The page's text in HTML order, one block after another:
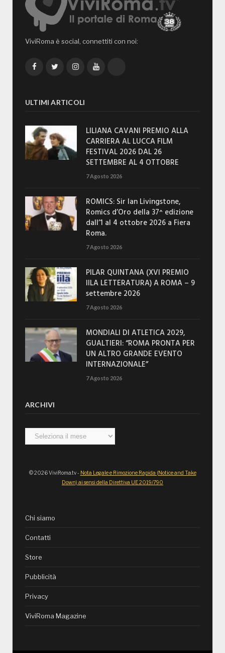
ViviRoma è social, connettiti con noi:
FacebookTwitterInstagramYouTube
ULTIMI ARTICOLI
LILIANA CAVANI PREMIO ALLA
CARRIERA AL LUCCA FILM
FESTIVAL 2026 DAL 26
SETTEMBRE AL 4 OTTOBRE
7 Agosto 2026
ROMICS: Sir Ian Livingstone,
Romics d’Oro della 37^ edizione
dall’1 al 4 ottobre 2026 a Fiera
Roma.
7 Agosto 2026
PILAR QUINTANA (XVI PREMIO
IILA LETTERATURA) A ROMA – 9
settembre 2026
7 Agosto 2026
MONDIALI DI ATLETICA 2029,
GUALTIERI: “ROMA PRONTA PER
UN ALTRO GRANDE EVENTO
INTERNAZIONALE”
7 Agosto 2026
ARCHIVI
Archivi
© 2026 ViviRoma.tv - Nota Legale e Rimozione Rapida (Notice and Take
Down) ai sensi della Direttiva UE 2019/790
Chi siamo
Contatti
Store
Pubblicità
Privacy
ViviRoma Magazine